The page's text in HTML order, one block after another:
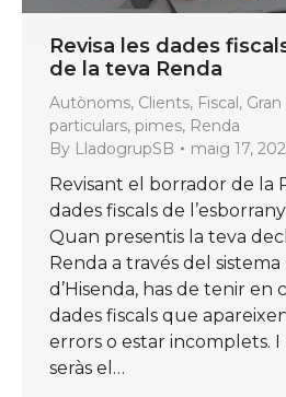
Revisa les dades
de la teva Renda
Autònoms, Clients, Fiscal,
particulars, pimes, Renda
By LladogrupSB maig 17,
Revisant el borrador de la
dades fiscals de
Quan presentis la teva
Renda a través del
d’Hisenda, has de tenir en
dades fiscals que
errors o estar incomplets.
seràs el…